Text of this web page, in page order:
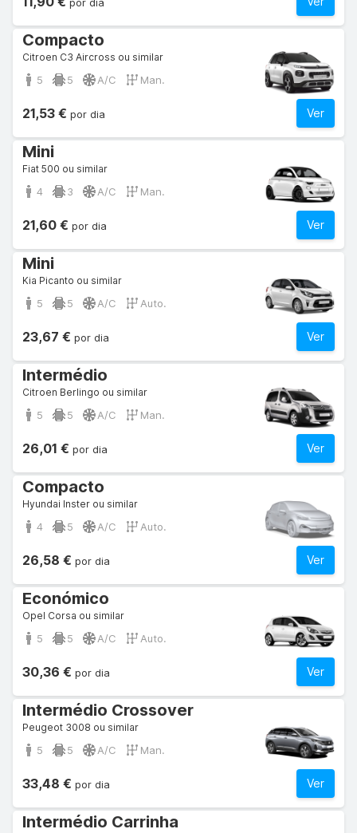
Compacto
Citroen C3 Aircross ou similar
5 5 A/C Man.
Ver
21,53 € por dia
Mini
Fiat 500 ou similar
4 3 A/C Man.
Ver
21,60 € por dia
Mini
Kia Picanto ou similar
5 5 A/C Auto.
Ver
23,67 € por dia
Intermédio
Citroen Berlingo ou similar
5 5 A/C Man.
Ver
26,01 € por dia
Compacto
Hyundai Inster ou similar
4 5 A/C Auto.
Ver
26,58 € por dia
Económico
Opel Corsa ou similar
5 5 A/C Auto.
Ver
30,36 € por dia
Intermédio Crossover
Peugeot 3008 ou similar
5 5 A/C Man.
Ver
33,48 € por dia
Intermédio Carrinha